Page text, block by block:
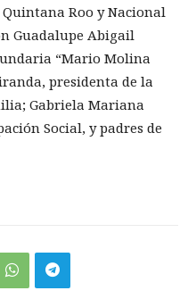
Roo y Nacional
Guadalupe Abigail
“Mario Molina
presidenta de la
Gabriela Mariana
Social, y padres de